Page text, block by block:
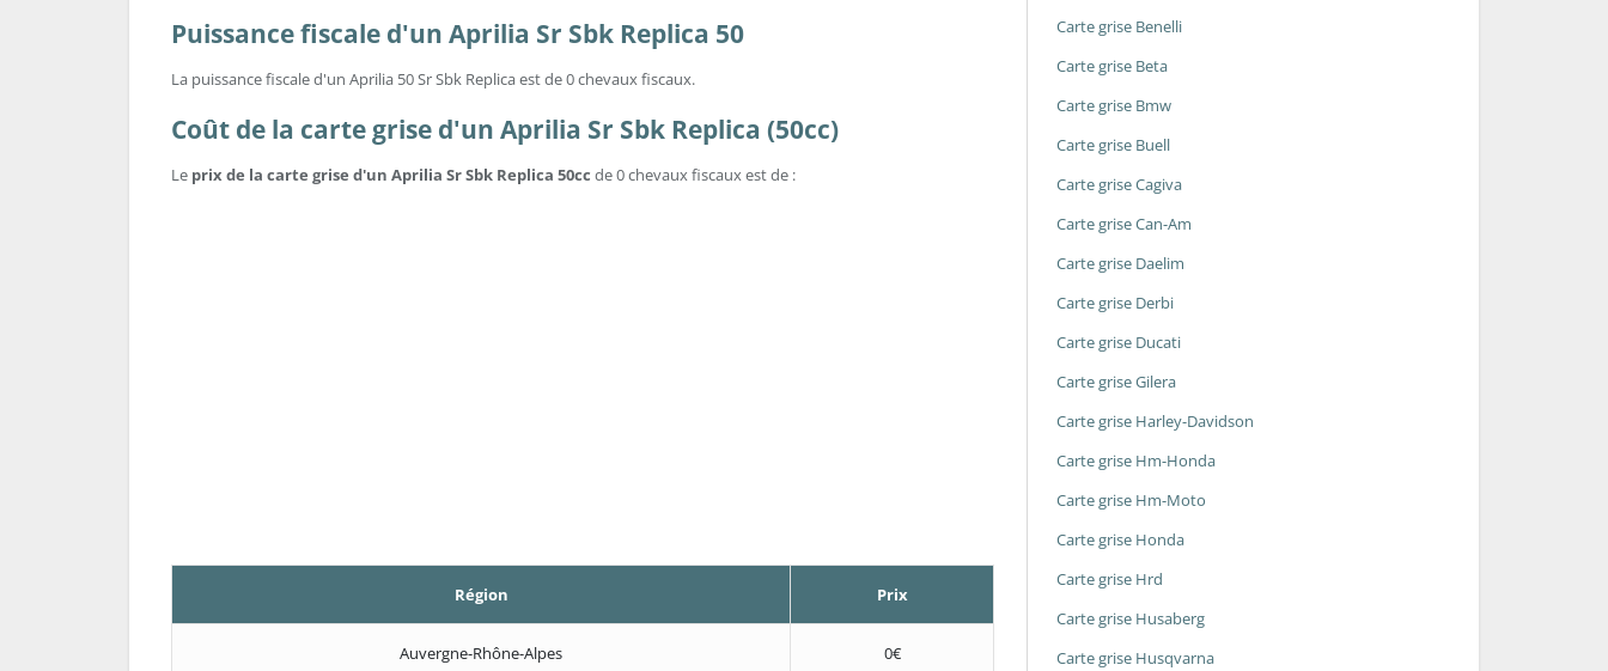
Puissance fiscale d'un Aprilia Sr Sbk Replica 50
La puissance fiscale d'un Aprilia 50 Sr Sbk Replica est de 0 chevaux fiscaux.
Coût de la carte grise d'un Aprilia Sr Sbk Replica (50cc)
Le prix de la carte grise d'un Aprilia Sr Sbk Replica 50cc de 0 chevaux fiscaux est de :
Région Prix
Auvergne-Rhône-Alpes 0€
Carte grise Benelli
Carte grise Beta
Carte grise Bmw
Carte grise Buell
Carte grise Cagiva
Carte grise Can-Am
Carte grise Daelim
Carte grise Derbi
Carte grise Ducati
Carte grise Gilera
Carte grise Harley-Davidson
Carte grise Hm-Honda
Carte grise Hm-Moto
Carte grise Honda
Carte grise Hrd
Carte grise Husaberg
Carte grise Husqvarna